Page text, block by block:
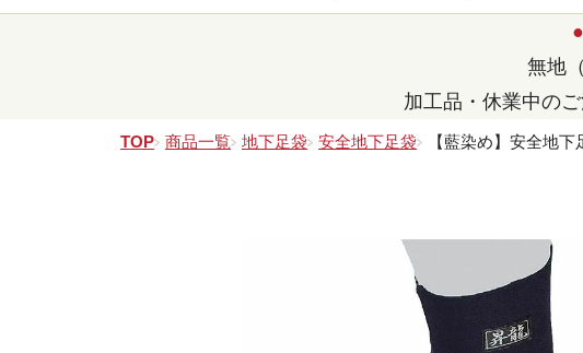
無地
加工品・休業中の
TOP 商品一覧 地下足袋 安全地下足袋 【藍染め】安全地